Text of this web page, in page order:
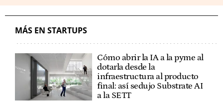
MÁS EN STARTUPS
Cómo abrir la IA a la pyme al
dotarla desde la
infraestructura al producto
final: así sedujo Substrate AI
a la SETT